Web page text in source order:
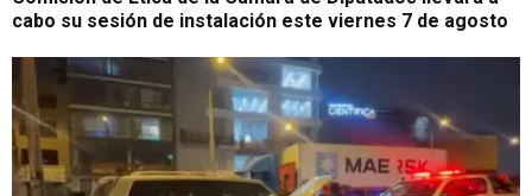
cabo su sesión de instalación este viernes 7 de agosto